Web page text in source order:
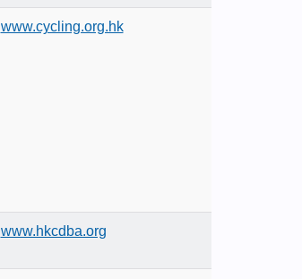
www.cycling.org.hk
www.hkcdba.org